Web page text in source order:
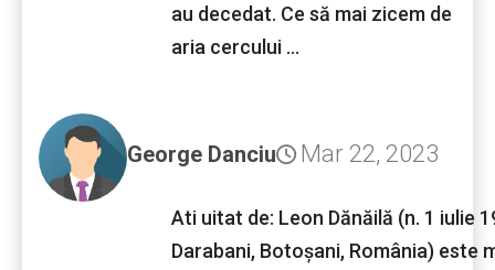
au decedat. Ce să mai zicem de
aria cercului ...
George Danciu Mar 22, 2023
Ati uitat de: Leon Dănăilă (n. 1 iulie
Darabani, Botoșani, România) este